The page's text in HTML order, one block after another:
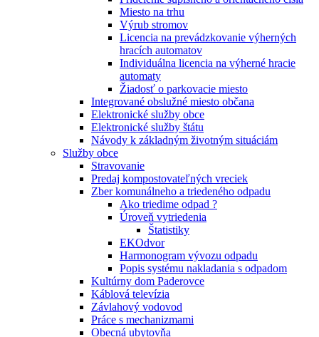
Miesto na trhu
Výrub stromov
Licencia na prevádzkovanie výherných
hracích automatov
Individuálna licencia na výherné hracie
automaty
Žiadosť o parkovacie miesto
Integrované obslužné miesto občana
Elektronické služby obce
Elektronické služby štátu
Návody k základným životným situáciám
Služby obce
Stravovanie
Predaj kompostovateľných vreciek
Zber komunálneho a triedeného odpadu
Ako triedime odpad ?
Úroveň vytriedenia
Štatistiky
EKOdvor
Harmonogram vývozu odpadu
Popis systému nakladania s odpadom
Kultúrny dom Paderovce
Káblová televízia
Závlahový vodovod
Práce s mechanizmami
Obecná ubytovňa